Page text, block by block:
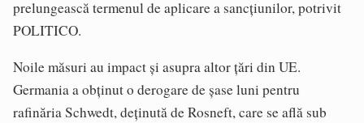
prelungească termenul de aplicare a sancţiunilor, potrivit
POLITICO.
Noile măsuri au impact şi asupra altor ţări din UE.
Germania a obţinut o derogare de şase luni pentru
rafinăria Schwedt, deţinută de Rosneft, care se află sub